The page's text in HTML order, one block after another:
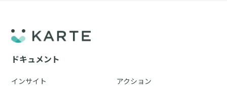
ドキュメント
インサイト
アクション